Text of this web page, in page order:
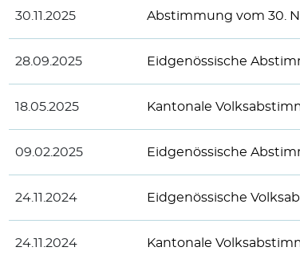
30.11.2025 Abstimmung vom 30.
28.09.2025 Eidgenössische
18.05.2025 Kantonale
09.02.2025 Eidgenössische
24.11.2024 Eidgenössische
24.11.2024 Kantonale